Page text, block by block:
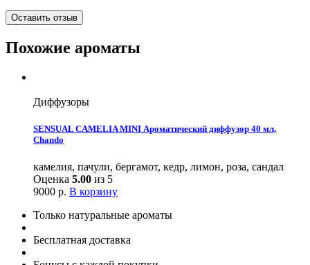
Оставить отзыв
Похожие ароматы
Диффузоры
SENSUAL CAMELIA MINI Ароматический диффузор 40 мл,
Chando
камелия, пачули, бергамот, кедр, лимон, роза, сандал
Оценка 5.00 из 5
9000 р. В корзину
Только натуральные ароматы
Бесплатная доставка